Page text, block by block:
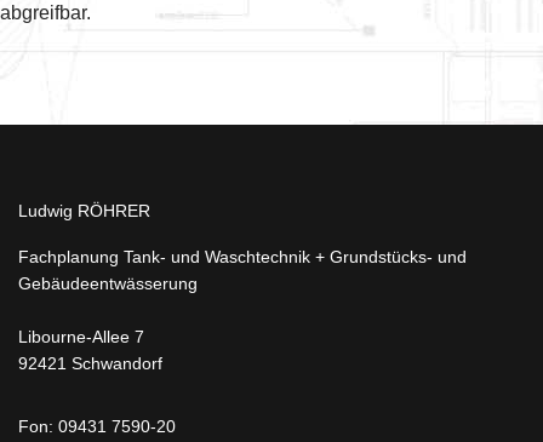
abgreifbar.
Ludwig RÖHRER
Fachplanung Tank- und Waschtechnik + Grundstücks- und
Gebäudeentwässerung
Libourne-Allee 7
92421 Schwandorf
Fon: 09431 7590-20